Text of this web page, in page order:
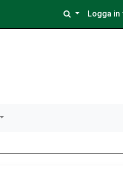
Logga in